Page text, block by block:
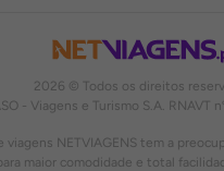
2026 © Todos os direitos
- Viagens e Turismo S.A. RNAVT
viagens NETVIAGENS tem a
maior comodidade e total